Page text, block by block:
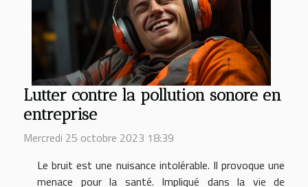
Lutter contre la pollution sonore en
entreprise
Mercredi 25 octobre 2023 18:39
Le bruit est une nuisance intolérable. Il provoque une
menace pour la santé. Impliqué dans la vie de